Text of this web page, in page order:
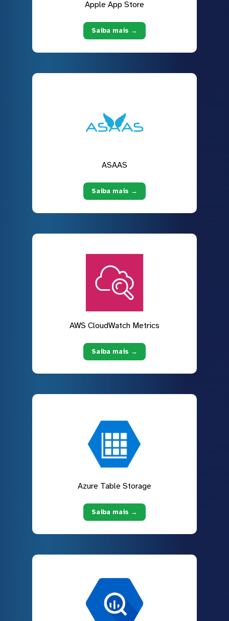
Apple App Store
Saiba mais →
ASAAS
Saiba mais →
AWS CloudWatch Metrics
Saiba mais →
Azure Table Storage
Saiba mais →